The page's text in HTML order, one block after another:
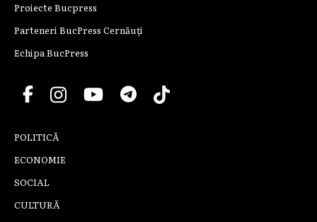
Proiecte Bucpress
Parteneri BucPress Cernăuți
Echipa BucPress
POLITICĂ
ECONOMIE
SOCIAL
CULTURĂ